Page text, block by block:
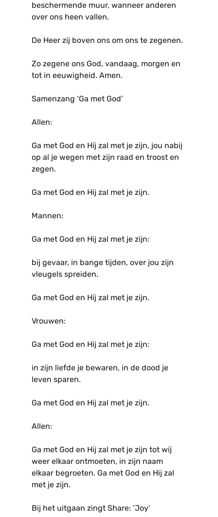
beschermende muur, wanneer anderen
over ons heen vallen.
De Heer zij boven ons om ons te zegenen.
Zo zegene ons God, vandaag, morgen en
tot in eeuwigheid. Amen.
Samenzang ‘Ga met God’
Allen:
Ga met God en Hij zal met je zijn, jou nabij
op al je wegen met zijn raad en troost en
zegen.
Ga met God en Hij zal met je zijn.
Mannen:
Ga met God en Hij zal met je zijn:
bij gevaar, in bange tijden, over jou zijn
vleugels spreiden.
Ga met God en Hij zal met je zijn.
Vrouwen:
Ga met God en Hij zal met je zijn:
in zijn liefde je bewaren, in de dood je
leven sparen.
Ga met God en Hij zal met je zijn.
Allen:
Ga met God en Hij zal met je zijn tot wij
weer elkaar ontmoeten, in zijn naam
elkaar begroeten. Ga met God en Hij zal
met je zijn.
Bij het uitgaan zingt Share: ‘Joy’